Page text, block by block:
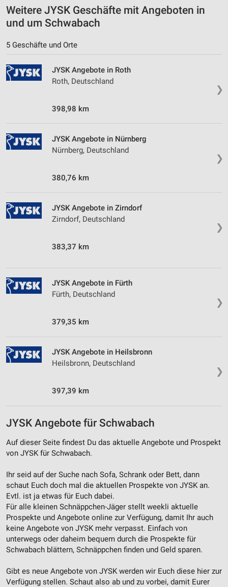
Weitere JYSK Geschäfte mit Angeboten in
und um Schwabach
5 Geschäfte und Orte
❯
JYSK Angebote in Roth
Roth, Deutschland
398,98 km
❯
JYSK Angebote in Nürnberg
Nürnberg, Deutschland
380,76 km
❯
JYSK Angebote in Zirndorf
Zirndorf, Deutschland
383,37 km
❯
JYSK Angebote in Fürth
Fürth, Deutschland
379,35 km
❯
JYSK Angebote in Heilsbronn
Heilsbronn, Deutschland
397,39 km
JYSK Angebote für Schwabach
Auf dieser Seite findest Du das aktuelle Angebote und Prospekt
von JYSK für Schwabach.
Ihr seid auf der Suche nach Sofa, Schrank oder Bett, dann
schaut Euch doch mal die aktuellen Prospekte von JYSK an.
Evtl. ist ja etwas für Euch dabei.
Für alle kleinen Schnäppchen-Jäger stellt weekli aktuelle
Prospekte und Angebote online zur Verfügung, damit Ihr auch
keine Angebote von JYSK mehr verpasst. Einfach von
unterwegs oder daheim bequem durch die Prospekte für
Schwabach blättern, Schnäppchen finden und Geld sparen.
Gibt es neue Angebote von JYSK werden wir Euch diese hier zur
Verfügung stellen. Schaut also ab und zu vorbei, damit Eurer
Kombinationen von Daten aus verschiedenen
Quellen
Inhalten
IAB-Besonderheiten:
Nicht-IAB-Verarbeitungszwecke:
Performance
Funktional